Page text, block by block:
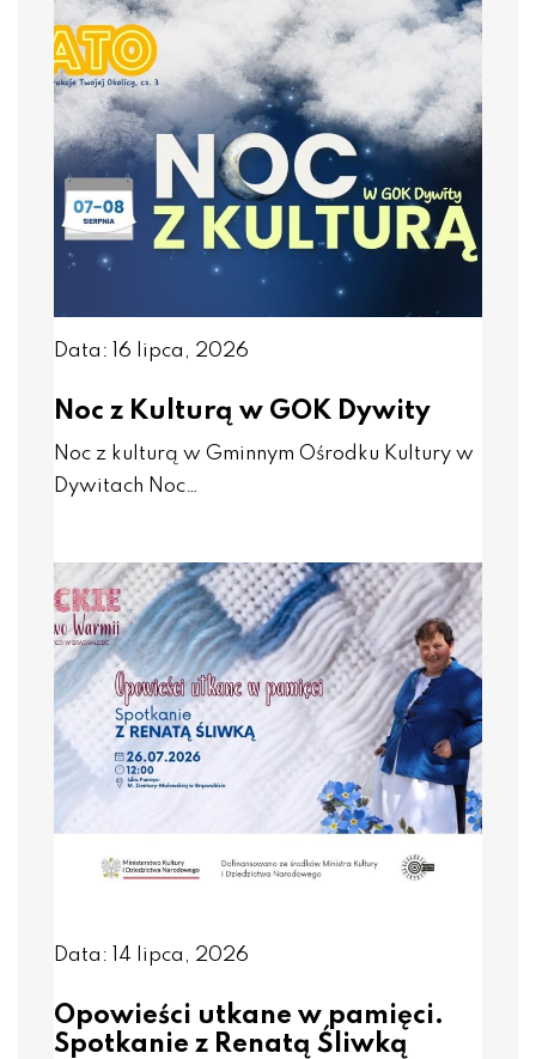
Data: 16 lipca, 2026
Noc z Kulturą w GOK Dywity
Noc z kulturą w Gminnym Ośrodku Kultury w
Dywitach Noc…
Data: 14 lipca, 2026
Opowieści utkane w pamięci.
Spotkanie z Renatą Śliwką